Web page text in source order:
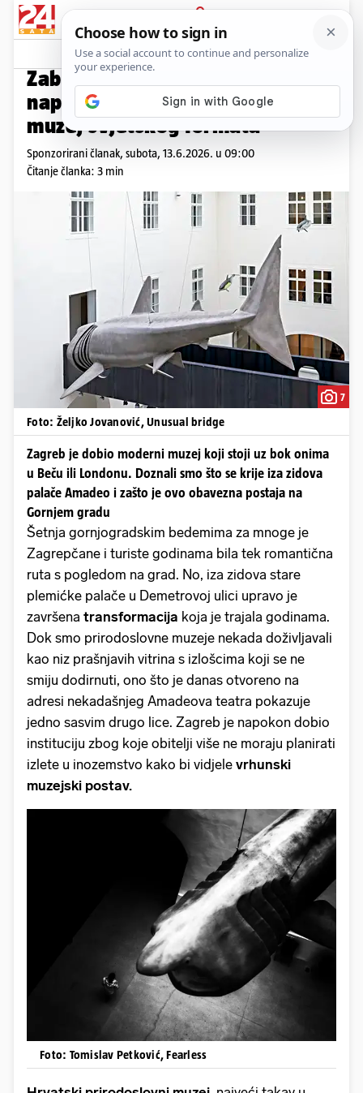
PRIJAVA
Promo sadržaj
Zaboravite Beč i London: Zagreb
napokon ima prirodoslovni
muzej svjetskog formata
Sponzorirani članak, subota, 13.6.2026. u 09:00
Čitanje članka: 3 min
7
Foto: Željko Jovanović, Unusual bridge
Zagreb je dobio moderni muzej koji stoji uz bok onima
u Beču ili Londonu. Doznali smo što se krije iza zidova
palače Amadeo i zašto je ovo obavezna postaja na
Gornjem gradu
Šetnja gornjogradskim bedemima za mnoge je
Zagrepčane i turiste godinama bila tek romantična
ruta s pogledom na grad. No, iza zidova stare
plemićke palače u Demetrovoj ulici upravo je
završena transformacija koja je trajala godinama.
Dok smo prirodoslovne muzeje nekada doživljavali
kao niz prašnjavih vitrina s izlošcima koji se ne
smiju dodirnuti, ono što je danas otvoreno na
adresi nekadašnjeg Amadeova teatra pokazuje
jedno sasvim drugo lice. Zagreb je napokon dobio
instituciju zbog koje obitelji više ne moraju planirati
izlete u inozemstvo kako bi vidjele vrhunski
muzejski postav.
Foto: Tomislav Petković, Fearless